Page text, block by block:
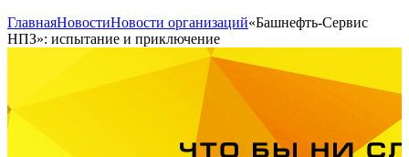
ГлавнаяНовостиНовости организаций«Башнефть-Сервис
НПЗ»: испытание и приключение